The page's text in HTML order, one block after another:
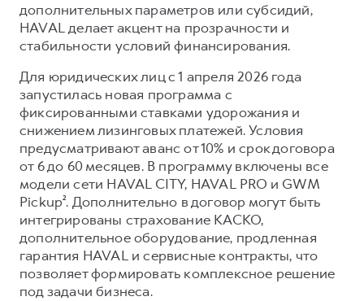
Коллекция CITY
Коллекция Базовая
Коллекция Детская
Коллекция Детская
дополнительных параметров или субсидий,
HAVAL делает акцент на прозрачности и
стабильности условий финансирования.
Для юридических лиц с 1 апреля 2026 года
запустилась новая программа с
фиксированными ставками удорожания и
снижением лизинговых платежей. Условия
предусматривают аванс от 10% и срок договора
от 6 до 60 месяцев. В программу включены все
модели сети HAVAL CITY, HAVAL PRO и GWM
Pickup². Дополнительно в договор могут быть
интегрированы страхование КАСКО,
дополнительное оборудование, продленная
гарантия HAVAL и сервисные контракты, что
позволяет формировать комплексное решение
под задачи бизнеса.